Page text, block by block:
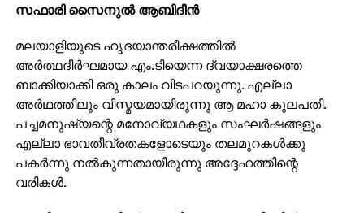
സഫാരി സൈനുല്‍ ആബിദീന്‍
മലയാളിയുടെ ഹൃദയാന്തരീക്ഷത്തില്‍
അര്‍ത്ഥദീര്‍ഘമായ എം.ടിയെന്ന ദ്വയാക്ഷരത്തെ
ബാക്കിയാക്കി ഒരു കാലം വിടപറയുന്നു. എല്ലാ
അര്‍ഥത്തിലും വിസ്മയമായിരുന്നു ആ മഹാ കുലപതി.
പച്ചമനുഷ്യന്റെ മനോവ്യഥകളും സംഘര്‍ഷങ്ങളും
എല്ലാ ഭാവതീവ്രതകളോടെയും തലമുറകള്‍ക്കു
പകര്‍ന്നു നല്‍കുന്നതായിരുന്നു അദ്ദേഹത്തിന്റെ
വരികള്‍.